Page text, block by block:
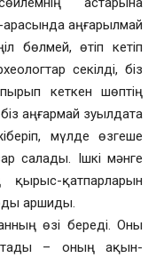
аңғарылмай
бөлмей, өтіп кетіп
секілді, біз
кеткен шөптің
аңғармай зуылдата
мүлде өзгеше
салады. Ішкі мәнге
қырыс-қатпарларын
аршиды.
өзі береді. Оны
– оның ақын-